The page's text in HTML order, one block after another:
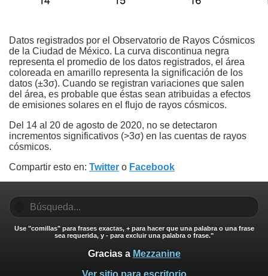
Datos registrados por el Observatorio de Rayos Cósmicos
de la Ciudad de México. La curva discontinua negra
representa el promedio de los datos registrados, el área
coloreada en amarillo representa la significación de los
datos (±3σ). Cuando se registran variaciones que salen
del área, es probable que éstas sean atribuidas a efectos
de emisiones solares en el flujo de rayos cósmicos.
Del 14 al 20 de agosto de 2020, no se detectaron
incrementos significativos (>3σ) en las cuentas de rayos
cósmicos.
Compartir esto en: Twitter o Facebook
Use "comillas" para frases exactas, + para hacer que una palabra o una frase
sea requerida, y - para excluir una palabra o frase."
Gracias a Mezzanine